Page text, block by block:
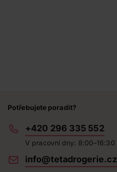
Potřebujete poradit?
+420 296 335 552
V pracovní dny: 8:00–16:30
info@tetadrogerie.cz